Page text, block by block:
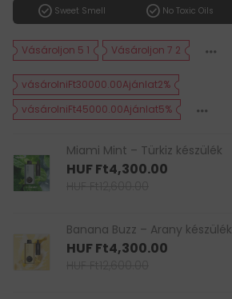
check_circle Sweet Smell check_circle No Toxic Oils
Vásároljon 5 1 Vásároljon 7 2
vásárolniFt30000.00Ajánlat2%
vásárolniFt45000.00Ajánlat5%
Miami Mint – Türkiz készülék
HUF Ft4,300.00
Banana Buzz – Arany készülék
HUF Ft4,300.00